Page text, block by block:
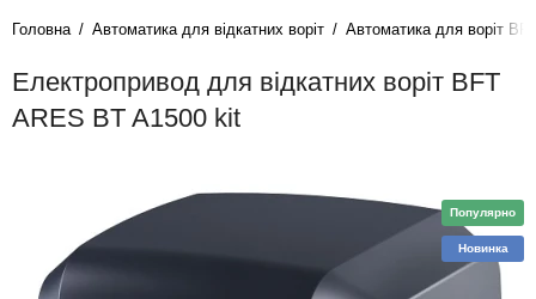
Головна Автоматика для відкатних воріт Автоматика для воріт BFT
Електропривод для відкатних воріт BFT
ARES BT A1500 kit
Популярно
Новинка